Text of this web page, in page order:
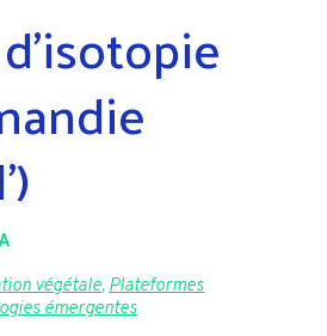
végétale, Plateformes
émergentes